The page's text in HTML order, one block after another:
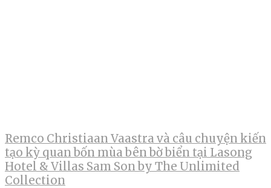
Remco Christiaan Vaastra và câu chuyện kiến
tạo kỳ quan bốn mùa bên bờ biển tại Lasong
Hotel & Villas Sam Son by The Unlimited
Collection